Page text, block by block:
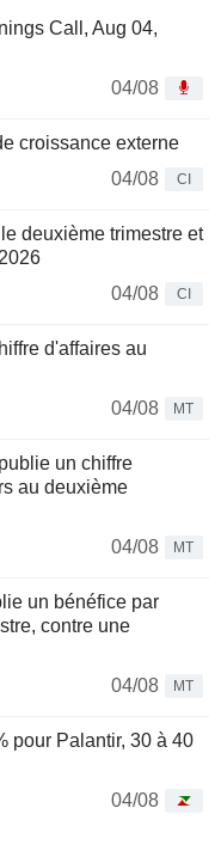
Call, Aug 04,
04/08
croissance externe
04/08
CI
deuxième trimestre et
04/08
CI
d'affaires au
04/08
MT
un chiffre
au deuxième
04/08
MT
un bénéfice par
contre une
04/08
MT
pour Palantir, 30 à 40
04/08